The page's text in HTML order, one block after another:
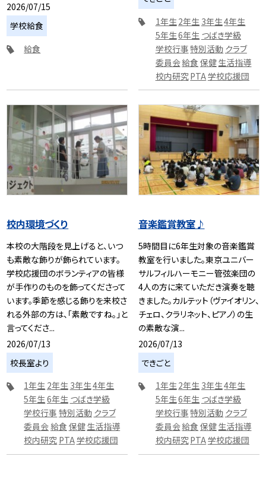
2026/07/15
学校給食
給食
1年生 2年生 3年生4年生
5年生6年生 つばき学級
学校行事特別活動 クラブ
委員会給食 保健生活指導
校内研究PTA学校応援団
校内環境づくり
本校の大階段を見上げると、いつ
も素敵な飾りが飾られています。
学校応援団のボランティアの皆様
が手作りのものを飾ってくださって
います。季節を感じる飾りを来校さ
れる外部の方は、「素敵ですね。」と
言ってくださ...
2026/07/13
校長室より
1年生 2年生 3年生4年生
5年生6年生 つばき学級
学校行事 特別活動 クラブ
委員会 給食 保健生活指導
校内研究 PTA学校応援団
音楽鑑賞教室♪
5時間目に6年生対象の音楽鑑賞
教室を行いました。東京ユニバー
サルフィルハーモニー管弦楽団の
4人の方に来ていただき演奏を聴
きました。カルテット（ヴァイオリン、
チェロ、クラリネット、ピアノ）の生
の素敵な演...
2026/07/13
できごと
1年生2年生 3年生4年生
5年生6年生 つばき学級
学校行事特別活動 クラブ
委員会給食 保健生活指導
校内研究PTA学校応援団